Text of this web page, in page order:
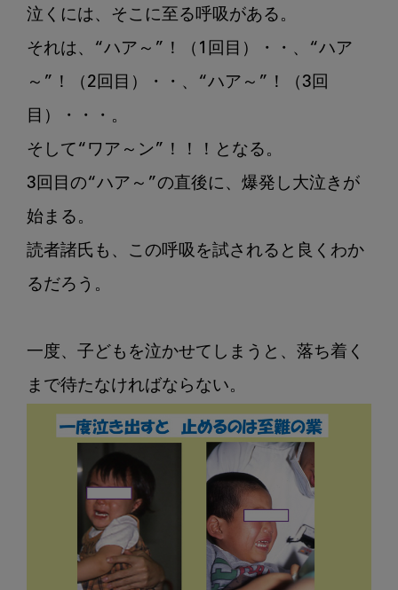
泣くには、そこに至る呼吸がある。
それは、“ハア～”！（1回目）・・、“ハア
～”！（2回目）・・、“ハア～”！（3回
目）・・・。
そして“ワア～ン”！！！となる。
3回目の“ハア～”の直後に、爆発し大泣きが
始まる。
読者諸氏も、この呼吸を試されると良くわか
るだろう。
一度、子どもを泣かせてしまうと、落ち着く